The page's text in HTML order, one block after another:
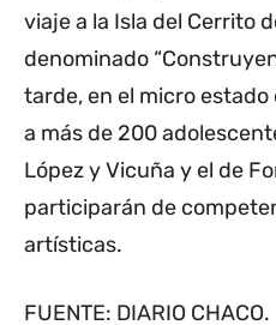
viaje a la Isla del Cerrito
denominado
tarde, en el micro
a más de 200
López y Vicuña y el de
participarán de
artísticas.
FUENTE: DIARIO CHACO.